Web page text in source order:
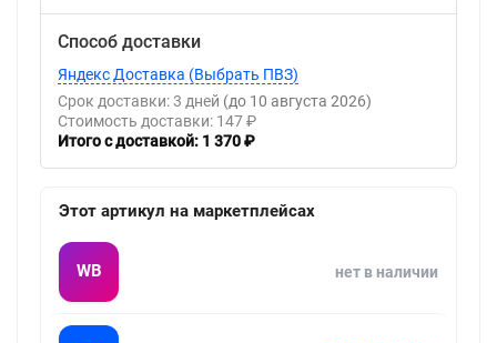
Способ доставки
Яндекс Доставка (Выбрать ПВЗ)
Срок доставки: 3 дней (до 10 августа 2026)
Стоимость доставки: 147 ₽
Итого с доставкой: 1 370 ₽
Этот артикул на маркетплейсах
WB нет в наличии